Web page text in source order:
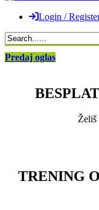
Login /
Predaj oglas
Želiš
TRENING